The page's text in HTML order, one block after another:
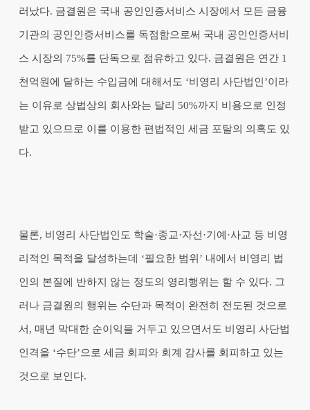
러났다. 금결원은 국내 공인인증서비스 시장에서 모든 금융
기관의 공인인증서비스를 독점함으로써 국내 공인인증서비
스 시장의 75%를 단독으로 점유하고 있다. 금결원은 연간 1
천억원에 달하는 수입금에 대해서도 ‘비영리 사단법인’이라
는 이유로 상법상의 회사와는 달리 50%까지 비용으로 인정
받고 있으므로 이를 이용한 편법적인 세금 포탈의 의혹도 있
다.
물론, 비영리 사단법인도 학술·종교·자선·기예·사교 등 비영
리적인 목적을 달성하는데 ‘필요한 범위’ 내에서 비영리 법
인의 본질에 반하지 않는 정도의 영리행위는 할 수 있다. 그
러나 금결원의 행위는 수단과 목적이 완전히 전도된 것으로
서, 매년 막대한 순이익을 거두고 있으면서도 비영리 사단법
인격을 ‘수단’으로 세금 회피와 회계 감사를 회피하고 있는
것으로 보인다.